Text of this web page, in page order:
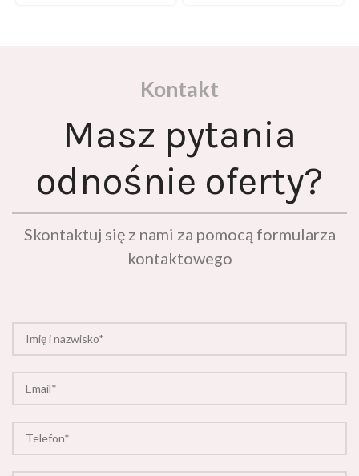
Kontakt
Masz pytania
odnośnie oferty?
Skontaktuj się z nami za pomocą formularza
kontaktowego